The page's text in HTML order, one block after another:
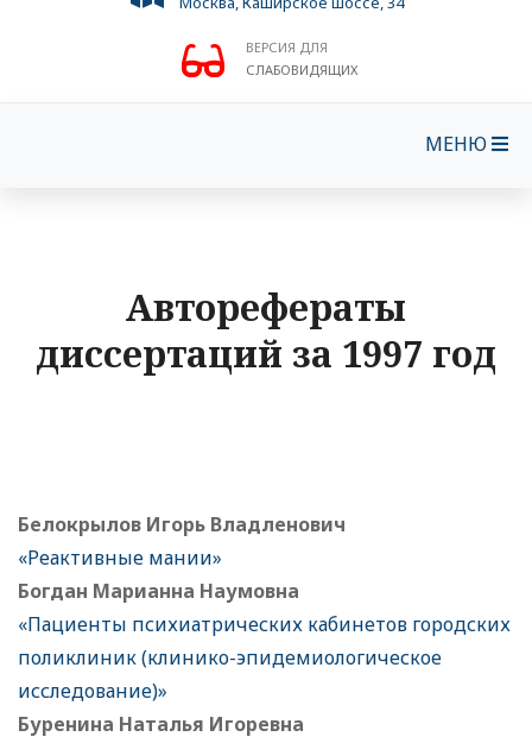
ВЕРСИЯ ДЛЯ
СЛАБОВИДЯЩИХ
МЕНЮ
Авторефераты
диссертаций за 1997 год
Белокрылов Игорь Владленович
«Реактивные мании»
Богдан Марианна Наумовна
«Пациенты психиатрических кабинетов городских
поликлиник (клинико-эпидемиологическое
исследование)»
Буренина Наталья Игоревна